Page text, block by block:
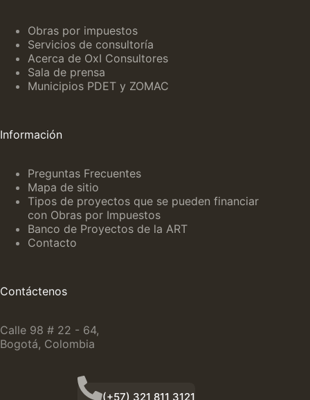
Obras por impuestos
Servicios de consultoría
Acerca de OxI Consultores
Sala de prensa
Municipios PDET y ZOMAC
Información
Preguntas Frecuentes
Mapa de sitio
Tipos de proyectos que se pueden financiar
con Obras por Impuestos
Banco de Proyectos de la ART
Contacto
Contáctenos
Calle 98 # 22 - 64,
Bogotá, Colombia
(+57) 321 811 3121